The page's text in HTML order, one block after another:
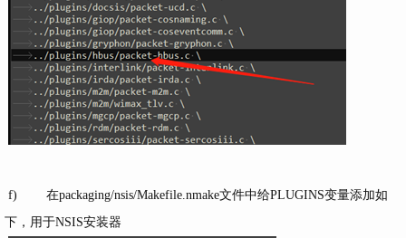
f) 在packaging/nsis/Makefile.nmake文件中给PLUGINS变量添加如
下，用于NSIS安装器